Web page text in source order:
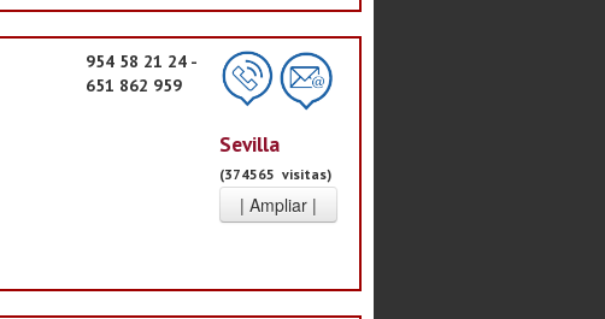
954 58 21 24 -
651 862 959
Sevilla
(374565 visitas)